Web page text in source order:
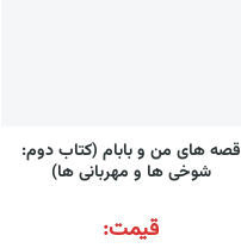
قصه های من و بابام (کتاب دوم:
شوخی ها و مهربانی ها)
قیمت: